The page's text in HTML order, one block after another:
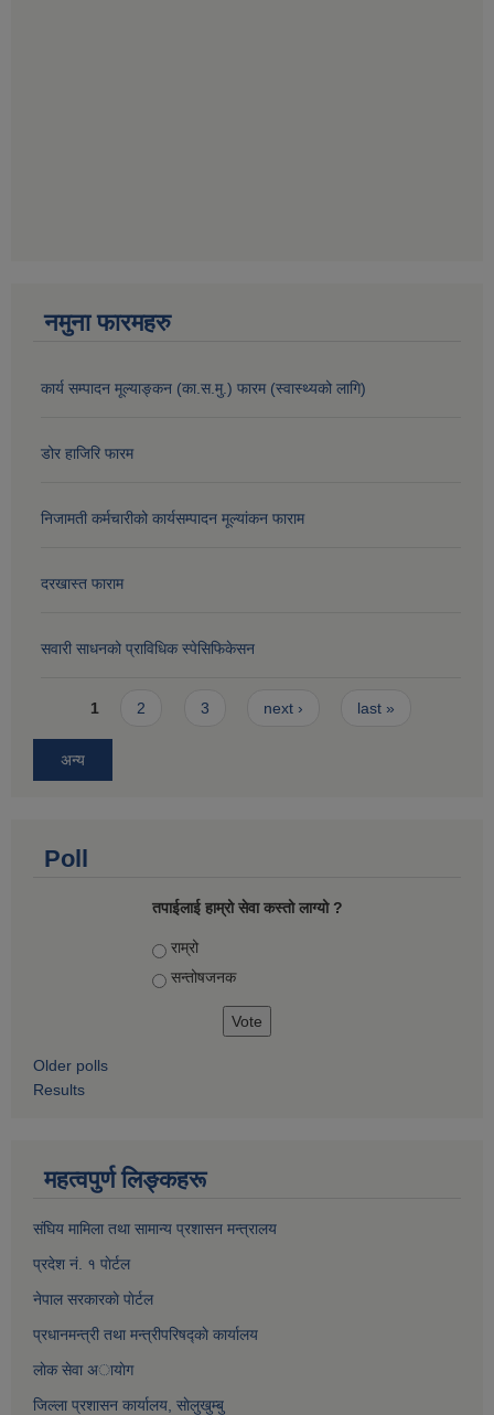
नमुना फारमहरु
कार्य सम्पादन मूल्याङ्कन (का.स.मु.) फारम (स्वास्थ्यको लागि)
डोर हाजिरि फारम
निजामती कर्मचारीको कार्यसम्पादन मूल्यांकन फाराम
दरखास्त फाराम
सवारी साधनको प्राविधिक स्पेसिफिकेसन
Pages
1 2 3 next › last »
अन्य
Poll
तपाईलाई हाम्रो सेवा कस्तो लाग्यो ?
Choices
राम्रो
सन्तोषज‍नक
Older polls
Results
महत्वपुर्ण लिङ्कहरू
संघिय मामिला तथा सामान्य प्रशासन मन्त्रालय
प्रदेश नं. १ पाेर्टल
नेपाल सरकारकाे पाेर्टल
प्रधानमन्त्री तथा मन्त्रीपरिषद्काे कार्यालय
लाेक सेवा अायाेग
जिल्ला प्रशासन कार्यालय, साेलुखुम्बु